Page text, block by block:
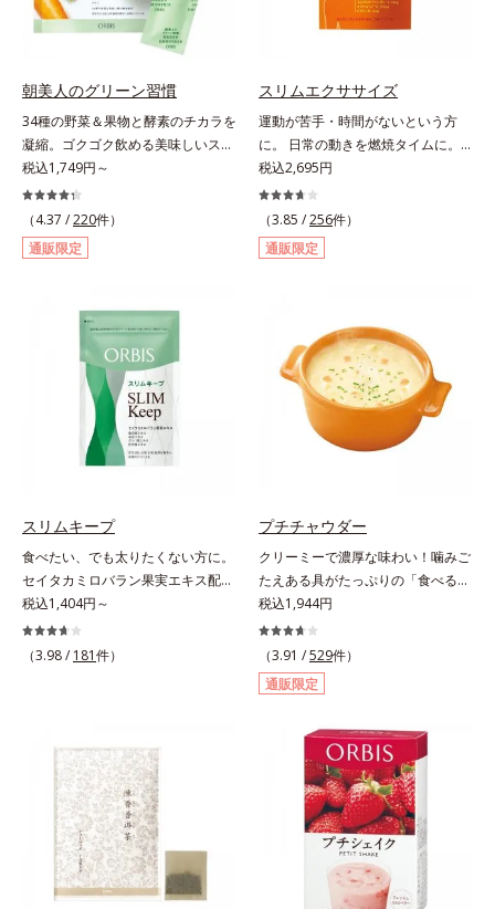
香るきなこが溶け合う幸せな味わ
い。たっぷり飲んでも飽きないおい
朝美人のグリーン習慣
34種の野菜＆果物と酵素のチカラを
凝縮。ゴクゴク飲める美味しいスム
ージーでスッキリ生活をサポート。
酵素と野菜＆果物のパワーで、スッ
キリ生活を応援する、粉末状の酵素
スムージーです。赤米や大麦などの
9種の素材を、黒・黄・白の3種の麹
キウイフルーツ粉末を配合。さらに
日常では摂りづらいスーパーフー
ド・ウィートグラスや緑黄色野菜な
ど、厳選した34種の野菜と果物もた
っぷり入っており、いろいろな素材
を手軽に摂取できます。やすらぎの
ローズマリーとペパーミントの2種
のハーブも入っています。豆乳また
を毎朝の習慣にして、スッキリ健康
＆キレイな毎日を。
税込1,749円～
（4.37 /220件）
通販限定
スリムエクササイズ
運動が苦手・時間がないという方
に。 日常の動きを燃焼タイムに。
「忙しくて運動する時間がない」
「生活を変えずにやせたい」といっ
た声に応えて、「L－カルニチン」
を4粒に500mg配合しました。カル
ニチンは肉類に豊富に含まれ、軽や
ダなく利用することで、効率よくウ
エイトダウン＆体型キープを目指し
ます。さらにL-カルニチンの働きを
助ける「茶カテキン」、「オクタコ
サノール」、ダイエットにも健康に
も欠かせない「ビタミンB2」の成
税込2,695円
（3.85 /256件）
通販限定
スリムキープ
食べたい、でも太りたくない方に。
セイタカミロバラン果実エキス配合
の楽しみながら続けるダイエット応
援サプリ。ダイエット中なのに食欲
を抑えきれずついつい食べ過ぎてし
トです。ポリフェノール類を豊富に
含む、アジア圏で古くから伝承され
ている健康果実「セイタカミロバラ
ン果実」を配合。さらに桑の葉エキ
スに加え、健康茶として知られる杜
仲葉エキスやグァバ葉エキス、茶花
エキスの植物由来の4つの成分が、
税込1,404円～
（3.98 / 181件）
プチチャウダー
クリーミーで濃厚な味わい！噛みご
たえある具がたっぷりの「食べる」
スープ。クリーミーなスープに大粒
コーンやクルトン、鶏肉のような食
感の大豆たんぱくなど、具だくさん
の「食べる」スープです。ボリュー
ム感のある食べごたえで、お腹にし
るぷる感のある毎日に必要なコラー
ゲン*を1,000mgも配合。ダイエッ
トによるやつれ感を気にせず、キレ
イをサポートします。さらに、食事
制限で心配な栄養面もしっかりカバ
ー。ビタミン10種とミネラル2種を
約1/3日分、食物繊維を4.0gも配合
し、満腹感と朝のスッキリを期待で
税込1,944円
（3.91 /529件）
通販限定